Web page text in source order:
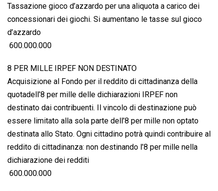
Tassazione gioco d’azzardo per una aliquota a carico dei
concessionari dei giochi. Si aumentano le tasse sul gioco
d’azzardo
 600.000.000
8 PER MILLE IRPEF NON DESTINATO
Acquisizione al Fondo per il reddito di cittadinanza della
quotadell’8 per mille delle dichiarazioni IRPEF non
destinato dai contribuenti. Il vincolo di destinazione può
essere limitato alla sola parte dell’8 per mille non optato
destinata allo Stato. Ogni cittadino potrà quindi contribuire al
reddito di cittadinanza: non destinando l’8 per mille nella
dichiarazione dei redditi
 600.000.000